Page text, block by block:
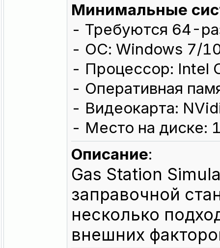
Минимальные
- Требуются 64-
- ОС: Windows 7/
- Процессор: Intel
- Оперативная
- Видеокарта:
- Место на диске:
Описание:
Gas Station
заправочной
несколько
внешних